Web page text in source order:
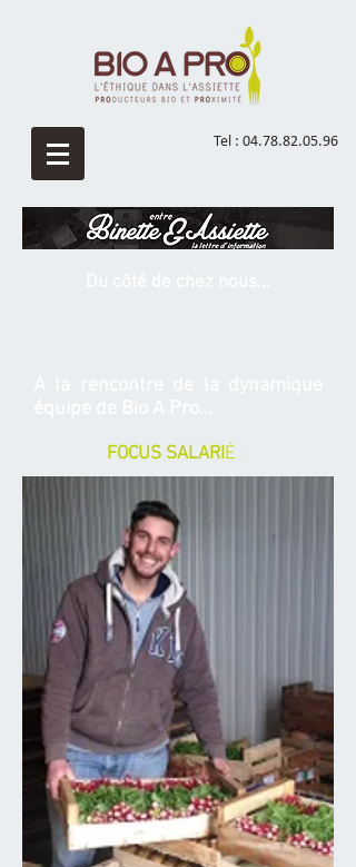
Tel : 04.78.82.05.96
FOCUS SALARIÉ